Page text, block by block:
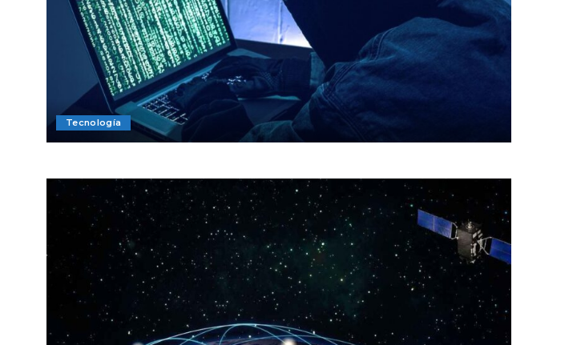
Tecnología